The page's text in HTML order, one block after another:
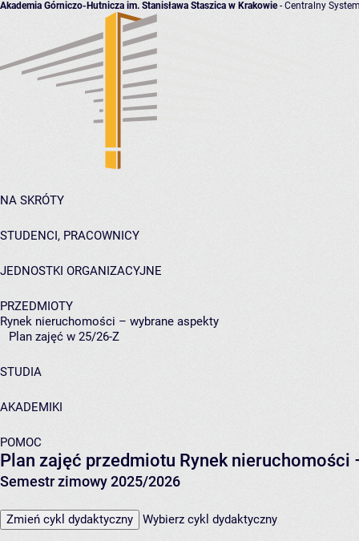
Akademia Górniczo-Hutnicza im. Stanisława Staszica w Krakowie- Centralny
NA SKRÓTY
STUDENCI, PRACOWNICY
JEDNOSTKI ORGANIZACYJNE
PRZEDMIOTY
Rynek nieruchomości – wybrane aspekty
Plan zajęć w 25/26-Z
STUDIA
AKADEMIKI
POMOC
Plan zajęć przedmiotu Rynek nieruchomości
Semestr zimowy 2025/2026
Zmień cykl dydaktyczny Wybierz cykl dydaktyczny